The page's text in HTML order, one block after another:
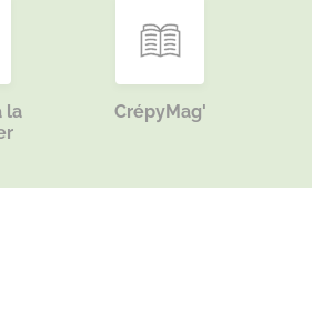
la
CrépyMag'